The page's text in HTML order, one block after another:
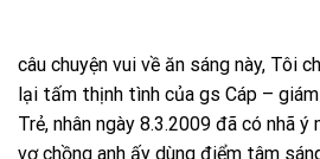
câu chuyện vui về ăn sáng này, Tôi
lại tấm thịnh tình của gs Cáp –
Trẻ, nhân ngày 8.3.2009 đã có nhã
vợ chồng anh ấy dùng điểm tâm